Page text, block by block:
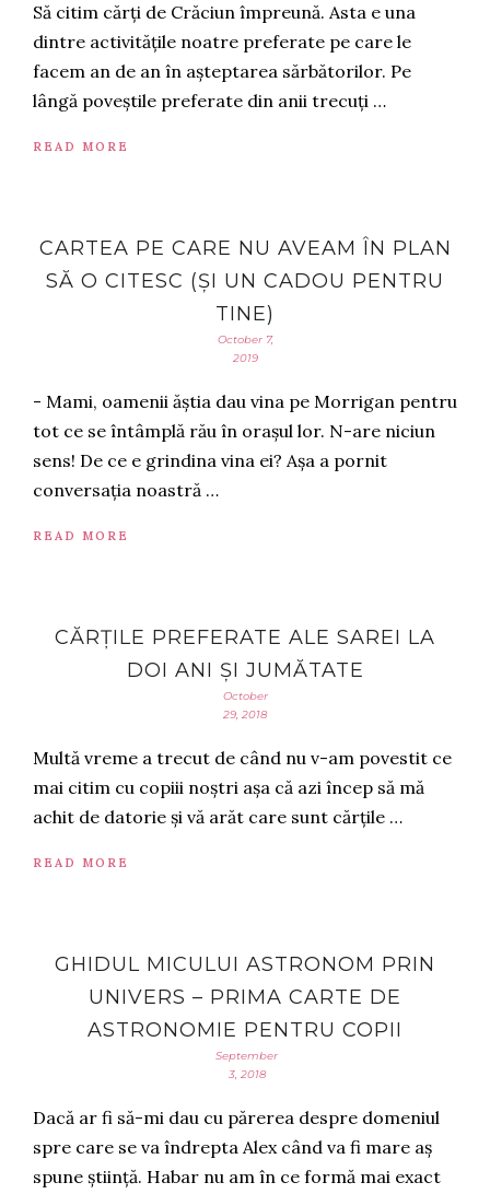
Să citim cărți de Crăciun împreună. Asta e una
dintre activitățile noatre preferate pe care le
facem an de an în așteptarea sărbătorilor. Pe
lângă poveștile preferate din anii trecuți …
READ MORE
CARTEA PE CARE NU AVEAM ÎN PLAN
SĂ O CITESC (ȘI UN CADOU PENTRU
TINE)
October 7,
2019
- Mami, oamenii ăștia dau vina pe Morrigan pentru
tot ce se întâmplă rău în orașul lor. N-are niciun
sens! De ce e grindina vina ei? Așa a pornit
conversația noastră …
READ MORE
CĂRȚILE PREFERATE ALE SAREI LA
DOI ANI ȘI JUMĂTATE
October
29, 2018
Multă vreme a trecut de când nu v-am povestit ce
mai citim cu copiii noștri așa că azi încep să mă
achit de datorie și vă arăt care sunt cărțile …
READ MORE
GHIDUL MICULUI ASTRONOM PRIN
UNIVERS – PRIMA CARTE DE
ASTRONOMIE PENTRU COPII
September
3, 2018
Dacă ar fi să-mi dau cu părerea despre domeniul
spre care se va îndrepta Alex când va fi mare aș
spune știință. Habar nu am în ce formă mai exact